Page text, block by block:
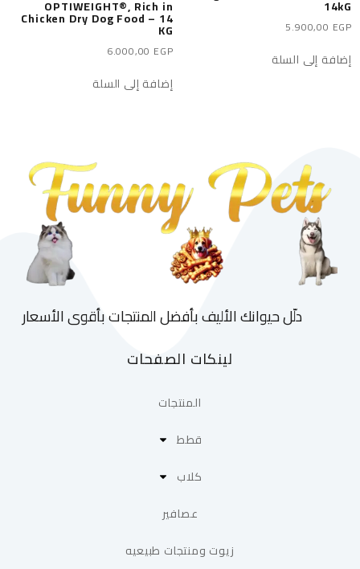
14kG
5.900,00 EGP
إضافة إلى السلة
OPTIWEIGHT®, Rich in
Chicken Dry Dog Food – 14
KG
6.000,00 EGP
إضافة إلى السلة
دلّل حيوانك الأليف بأفضل المنتجات بأقوى الأسعار
لينكات الصفحات
المنتجات
قطط
كلاب
عصافير
زيوت ومنتجات طبيعيه